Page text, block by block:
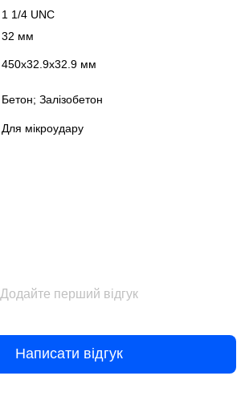
1 1/4 UNC
32 мм
450х32.9х32.9 мм
Бетон; Залізобетон
Для мікроудару
Додайте перший відгук
Написати відгук